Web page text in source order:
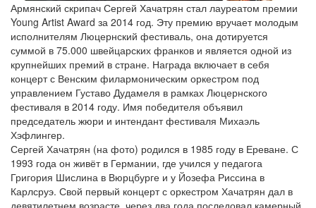
Армянский скрипач Сергей Хачатрян стал лауреатом премии
Young Artist Award за 2014 год. Эту премию вручает молодым
исполнителям Люцернский фестиваль, она дотируется
суммой в 75.000 швейцарских франков и является одной из
крупнейших премий в стране. Награда включает в себя
концерт с Венским филармоническим оркестром под
управлением Густаво Дудамеля в рамках Люцернского
фестиваля в 2014 году. Имя победителя объявил
председатель жюри и интендант фестиваля Михаэль
Хэфлингер.
Сергей Хачатрян (на фото) родился в 1985 году в Ереване. С
1993 года он живёт в Германии, где учился у педагога
Григория Шислина в Вюрцбурге и у Йозефа Риссина в
Карлсруэ. Свой первый концерт с оркестром Хачатрян дал в
девятилетнем возрасте, через два года последовал камерный